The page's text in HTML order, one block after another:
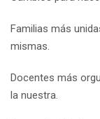
Familias más
mismas.
Docentes más
la nuestra.